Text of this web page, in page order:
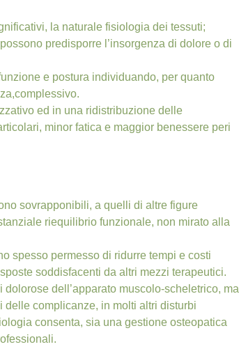
la naturale fisiologia dei tessuti;
predisporre l’insorgenza di dolore o di
e postura individuando, per quanto
ed in una ridistribuzione delle
minor fatica e maggior benessere peri
sovrapponibili, a quelli di altre figure
riequilibrio funzionale, non mirato alla
spesso permesso di ridurre tempi e costi
soddisfacenti da altri mezzi terapeutici.
dell’apparato muscolo-scheletrico, ma
complicanze, in molti altri disturbi
consenta, sia una gestione osteopatica